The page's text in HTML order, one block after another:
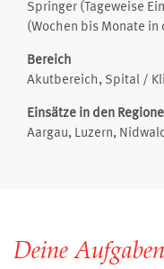
Springer (Tageweise
(Wochen bis Monate
Bereich
Akutbereich, Spital /
Einsätze in den
Aargau, Luzern,
Deine Aufgaben